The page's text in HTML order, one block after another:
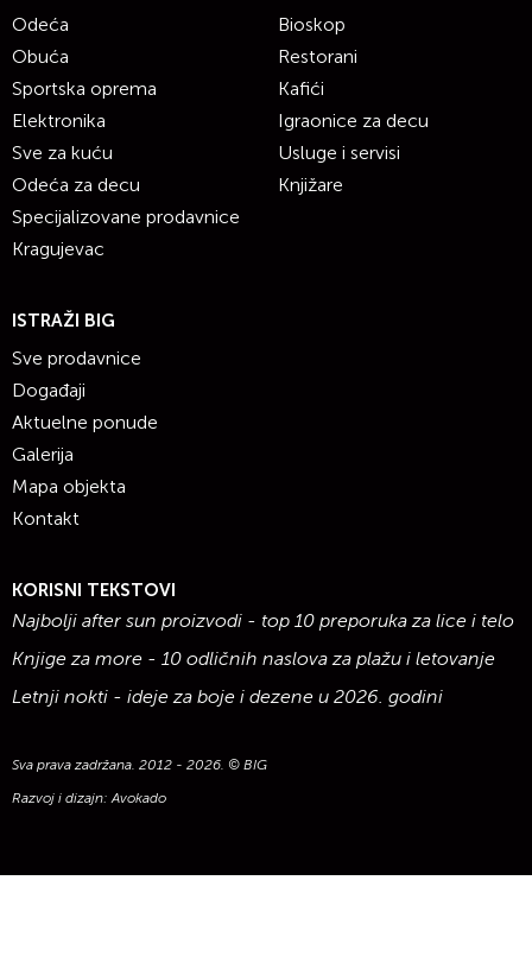
Odeća
Obuća
Sportska oprema
Elektronika
Sve za kuću
Odeća za decu
Specijalizovane prodavnice
Kragujevac
Bioskop
Restorani
Kafići
Igraonice za decu
Usluge i servisi
Knjižare
ISTRAŽI BIG
Sve prodavnice
Događaji
Aktuelne ponude
Galerija
Mapa objekta
Kontakt
KORISNI TEKSTOVI
Najbolji after sun proizvodi - top 10 preporuka za lice i telo
Knjige za more - 10 odličnih naslova za plažu i letovanje
Letnji nokti - ideje za boje i dezene u 2026. godini
Sva prava zadržana. 2012 - 2026. © BIG
Razvoj i dizajn:Avokado